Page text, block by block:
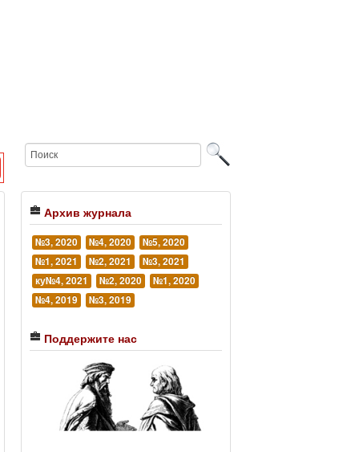
Архив журнала
№3, 2020 №4, 2020
№5, 2020
№1, 2021
№2, 2021
№3, 2021
ку№4, 2021
№2, 2020
№1, 2020
№4, 2019
№3, 2019
Поддержите нас